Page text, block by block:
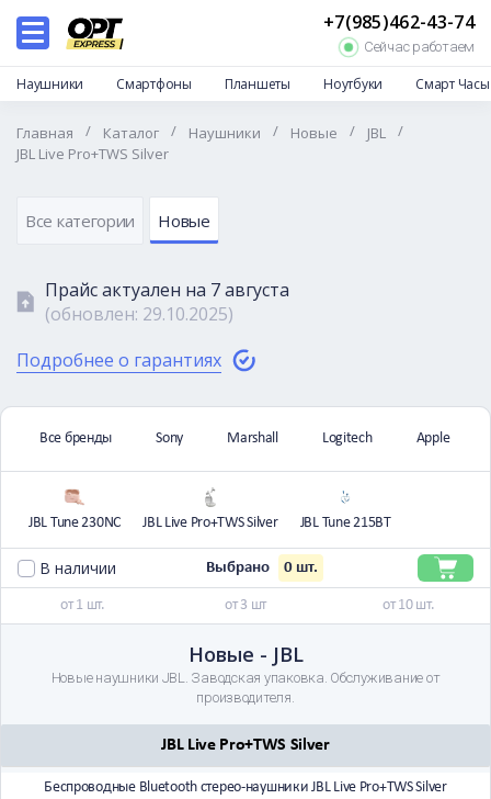
+7(985)462-43-74
Сейчас работаем
Наушники Смартфоны Планшеты Ноутбуки Смарт Часы
Каталог
Отзывы
Доставка и оплата
Частые вопросы
Контакты
Главная / Каталог / Наушники / Новые / JBL
/
JBL Live Pro+TWS Silver
Все категории Новые
Прайс актуален на 7 августа
(обновлен: 29.10.2025)
Подробнее о гарантиях
Все бренды Sony Marshall Logitech Apple
JBL Tune 230NC JBL Live Pro+TWS Silver JBL Tune 215BT
В наличии Выбрано 0шт.
от 1 шт. от 3 шт от 10 шт.
Новые - JBL
Новые наушники JBL. Заводская упаковка. Обслуживание от
производителя.
JBL Live Pro+TWS Silver
Беспроводные Bluetooth cтерео-наушники JBL Live Pro+TWS Silver